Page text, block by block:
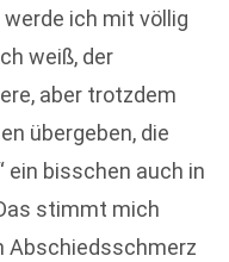
werde ich mit völlig
weiß, der
aber trotzdem
übergeben, die
ein bisschen auch in
stimmt mich
Abschiedsschmerz